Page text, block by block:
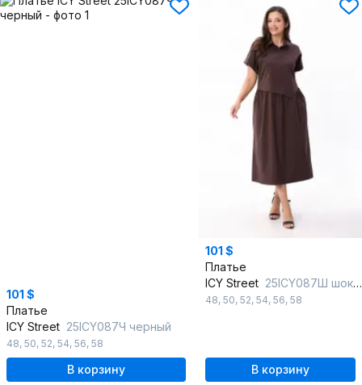
101 $
Платье
ICY Street 25ICY087Ч черный
48, 50, 52, 54, 56, 58
В корзину
101 $
Платье
ICY Street 25ICY087Ш шоколад
48, 50, 52, 54, 56, 58
В корзину